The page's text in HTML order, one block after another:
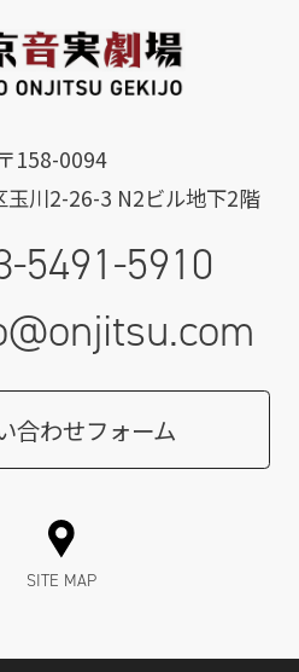
〒158-0094
玉川2-26-3 N2ビル地下2階
5491-5910
合わせフォーム
SITE MAP